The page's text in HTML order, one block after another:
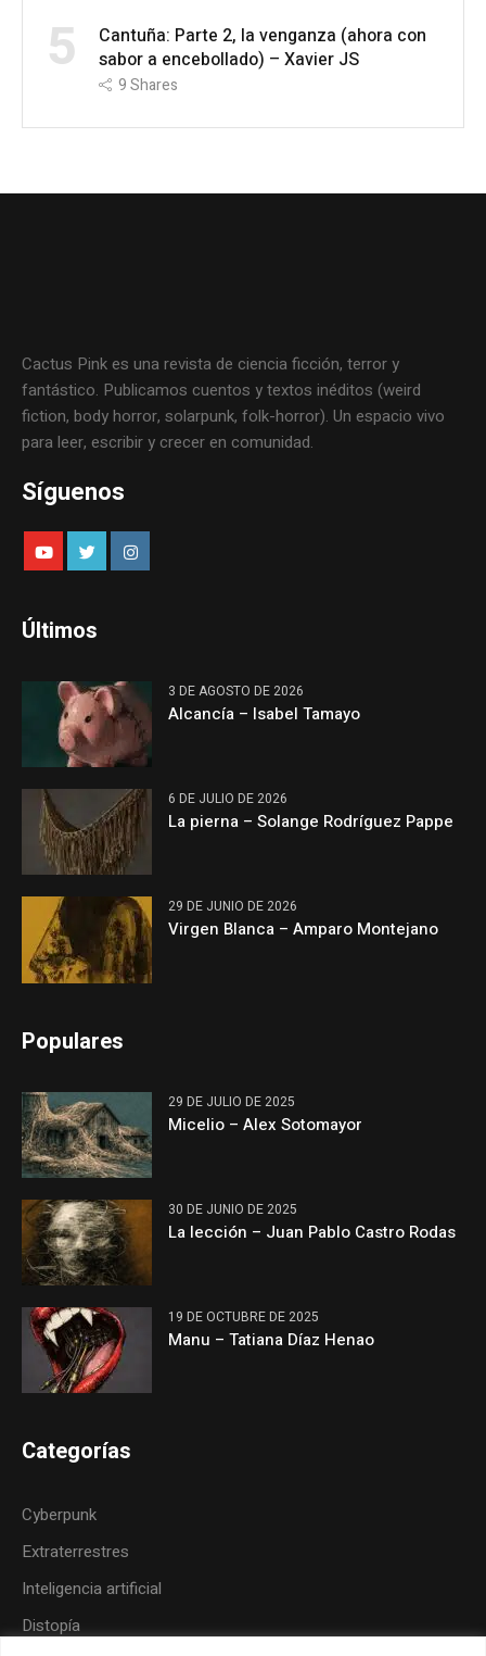
5
Cantuña: Parte 2, la venganza (ahora con
sabor a encebollado) – Xavier JS
9Shares
Cactus Pink es una revista de ciencia ficción, terror y
fantástico. Publicamos cuentos y textos inéditos (weird
fiction, body horror, solarpunk, folk-horror). Un espacio vivo
para leer, escribir y crecer en comunidad.
Síguenos
Últimos
3 DE AGOSTO DE 2026
Alcancía – Isabel Tamayo
6 DE JULIO DE 2026
La pierna – Solange Rodríguez Pappe
29 DE JUNIO DE 2026
Virgen Blanca – Amparo Montejano
Populares
29 DE JULIO DE 2025
Micelio – Alex Sotomayor
30 DE JUNIO DE 2025
La lección – Juan Pablo Castro Rodas
19 DE OCTUBRE DE 2025
Manu – Tatiana Díaz Henao
Categorías
Cyberpunk
Extraterrestres
Inteligencia artificial
Distopía